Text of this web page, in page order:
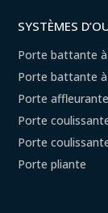
SYSTÈMES
Porte battante
Porte battante
Porte affleurante
Porte
Porte
Porte pliante